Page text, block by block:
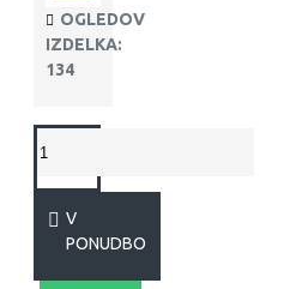
OGLEDOV
IZDELKA:
134
V
PONUDBO